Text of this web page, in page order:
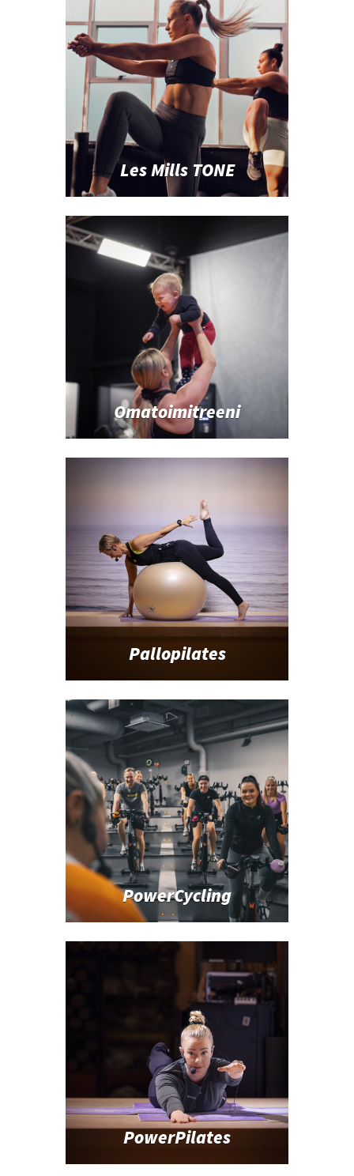
Les Mills TONE
Omatoimitreeni
Pallopilates
PowerCycling
PowerPilates